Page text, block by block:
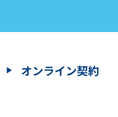
オンライン契約